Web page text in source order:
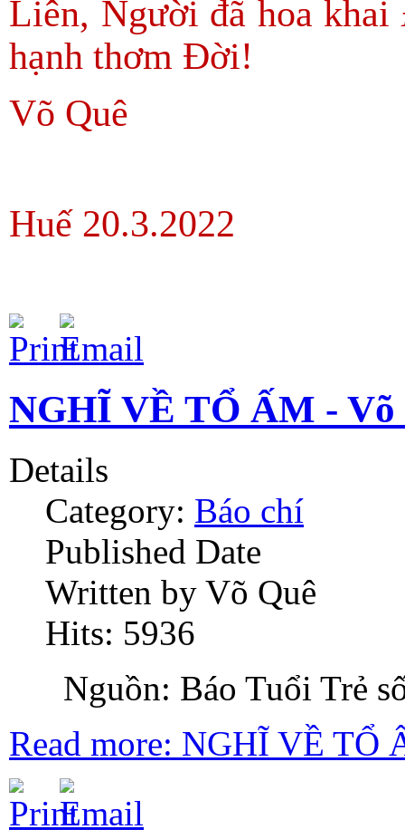
Liên, Người đã hoa khai
hạnh thơm Đời!
Võ Quê
Huế 20.3.2022
NGHĨ VỀ TỔ ẤM - Võ
Details
Category: Báo chí
Published Date
Written by Võ Quê
Hits: 5936
Nguồn: Báo Tuổi Trẻ
Read more: NGHĨ VỀ TỔ